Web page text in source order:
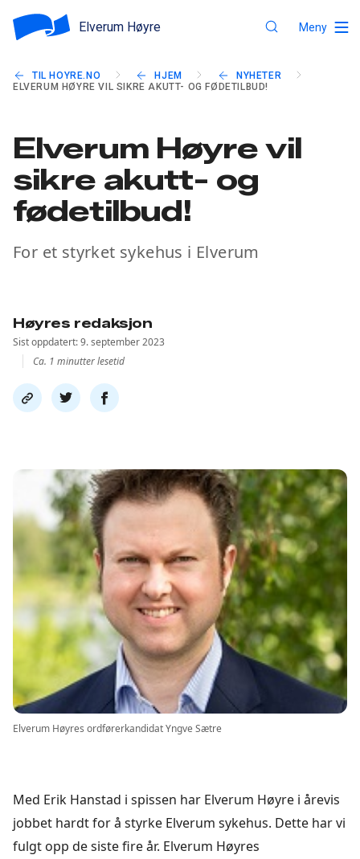
Elverum Høyre Meny
TIL HOYRE.NO HJEM
NYHETER
ELVERUM HØYRE VIL SIKRE AKUTT- OG FØDETILBUD!
Elverum Høyre vil
sikre akutt- og
fødetilbud!
For et styrket sykehus i Elverum
Høyres redaksjon
Sist oppdatert: 9. september 2023
Ca. 1 minutter lesetid
Del
link
Del
på
Del
på
Elverum Høyres ordførerkandidat Yngve Sætre
Med Erik Hanstad i spissen har Elverum Høyre i årevis
jobbet hardt for å styrke Elverum sykehus. Dette har vi
fulgt opp de siste fire år. Elverum Høyres